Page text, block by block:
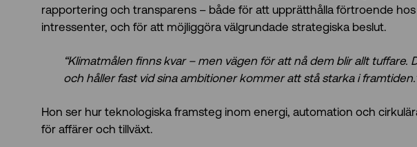
rapportering och transparens – både för att upprätthålla förtroende
intressenter, och för att möjliggöra välgrundade strategiska beslut.
“Klimatmålen finns kvar – men vägen för att nå dem blir allt tuffare.
och håller fast vid sina ambitioner kommer att stå starka i
Hon ser hur teknologiska framsteg inom energi, automation och
för affärer och tillväxt.